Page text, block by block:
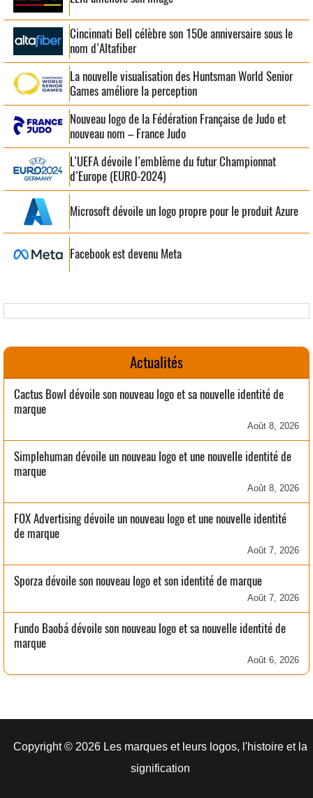
Cincinnati Bell célèbre son 150e anniversaire sous le
nom d’Altafiber
La nouvelle visualisation des Huntsman World Senior
Games améliore la perception
Nouveau logo de la Fédération Française de Judo et
nouveau nom – France Judo
L’UEFA dévoile l’emblème du futur Championnat
d’Europe (EURO-2024)
Microsoft dévoile un logo propre pour le produit Azure
Facebook est devenu Meta
Actualités
Cactus Bowl dévoile son nouveau logo et sa nouvelle identité de
marque
Août 8, 2026
Simplehuman dévoile un nouveau logo et une nouvelle identité de
marque
Août 8, 2026
FOX Advertising dévoile un nouveau logo et une nouvelle identité
de marque
Août 7, 2026
Sporza dévoile son nouveau logo et son identité de marque
Août 7, 2026
Fundo Baobá dévoile son nouveau logo et sa nouvelle identité de
marque
Août 6, 2026
Copyright © 2026 Les marques et leurs logos, l'histoire et la
signification